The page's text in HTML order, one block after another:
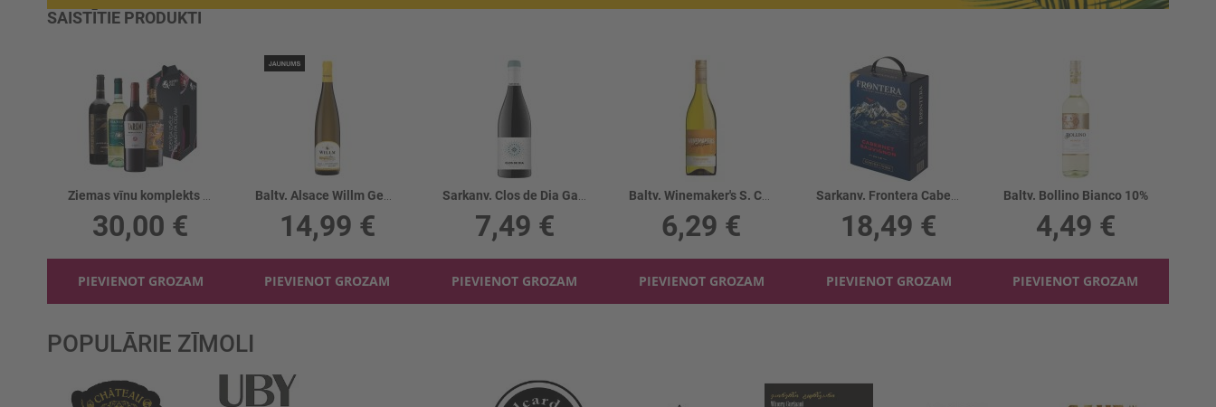
SAISTĪTIE PRODUKTI
Ziemas vīnu komplekts 4gb
30,00 €
PIEVIENOT GROZAM
Baltv. Alsace Willm Gewurztraminer R. 13%
14,99 €
PIEVIENOT GROZAM
Sarkanv. Clos de Dia Garnacha 13%
7,49 €
PIEVIENOT GROZAM
Baltv. Winemaker's S. Chardonnay 13%
6,29 €
PIEVIENOT GROZAM
Sarkanv. Frontera Cabernet Sauvignon BIB 12.5%
18,49 €
PIEVIENOT GROZAM
Baltv. Bollino Bianco 10%
4,49 €
PIEVIENOT GROZAM
POPULĀRIE ZĪMOLI